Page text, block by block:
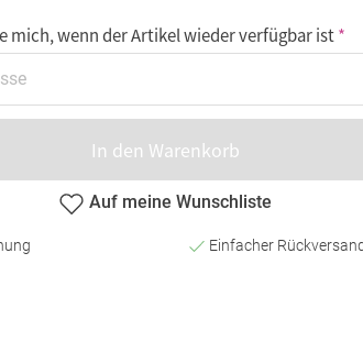
mich, wenn der Artikel wieder verfügbar ist
In den Warenkorb
Auf meine Wunschliste
Einfacher Rückversand